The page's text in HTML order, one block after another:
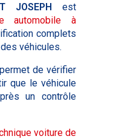
JOSEPH est
automobile à
complets
véhicules.
de vérifier
que le véhicule
un contrôle
voiture de